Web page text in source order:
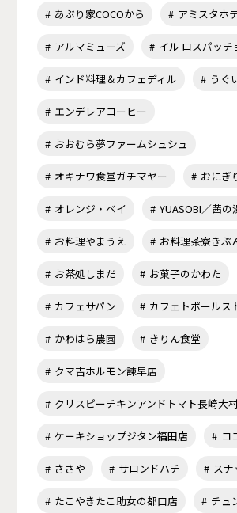
あぶり家COCOから アミスタホ
アルマミューズ イル ロスパッチ
インド料理＆カフェディル うぐ
エンデレアコーヒー
おおむら夢ファームシュシュ
オキナワ食堂ガチマヤー おにぎ
オレンジ・ベイ YUASOBI／茜の
お料理やまうえ お料理茶寮きぶ
お茶処しまだ お菓子のかわた
カフェサパン カフェトポールス
かわはら農園 きりん食堂
クマ吉ホルモン諫早店
クリスピーチキンアンドトマト長崎大
ケーキショップジタン福田店 コ
ささや サロンドハチ スナ
たこやきたこ助女の都口店 チュ